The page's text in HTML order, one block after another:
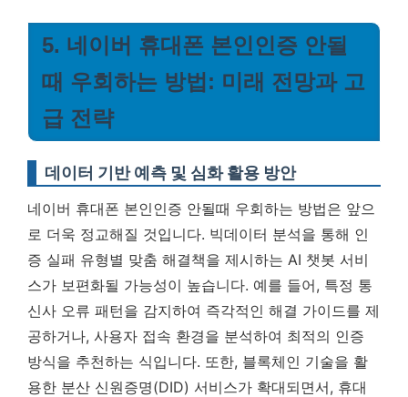
5. 네이버 휴대폰 본인인증 안될
때 우회하는 방법: 미래 전망과 고
급 전략
데이터 기반 예측 및 심화 활용 방안
네이버 휴대폰 본인인증 안될때 우회하는 방법은 앞으
로 더욱 정교해질 것입니다. 빅데이터 분석을 통해 인
증 실패 유형별 맞춤 해결책을 제시하는 AI 챗봇 서비
스가 보편화될 가능성이 높습니다. 예를 들어, 특정 통
신사 오류 패턴을 감지하여 즉각적인 해결 가이드를 제
공하거나, 사용자 접속 환경을 분석하여 최적의 인증
방식을 추천하는 식입니다. 또한, 블록체인 기술을 활
용한 분산 신원증명(DID) 서비스가 확대되면서, 휴대